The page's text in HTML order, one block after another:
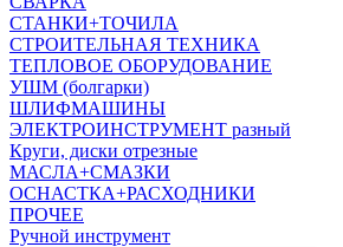
СТАНКИ+ТОЧИЛА
СТРОИТЕЛЬНАЯ ТЕХНИКА
ТЕПЛОВОЕ ОБОРУДОВАНИЕ
УШМ (болгарки)
ШЛИФМАШИНЫ
ЭЛЕКТРОИНСТРУМЕНТ разный
Круги, диски отрезные
МАСЛА+СМАЗКИ
ОСНАСТКА+РАСХОДНИКИ
ПРОЧЕЕ
Ручной инструмент